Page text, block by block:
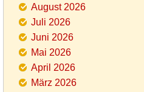
August 2026
Juli 2026
Juni 2026
Mai 2026
April 2026
März 2026